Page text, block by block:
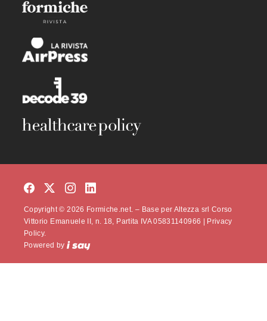
Copyright © 2026 Formiche.net. – Base per Altezza srl Corso
Vittorio Emanuele II, n. 18, Partita IVA 05831140966 | Privacy
Policy.
Powered by